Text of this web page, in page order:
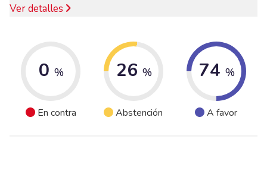
Ver detalles
0 %
En contra
26 %
Abstención
74 %
A favor